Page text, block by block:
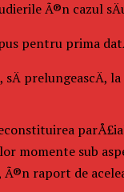
Ã®n cazul
pentru prima
momente sub
raport de